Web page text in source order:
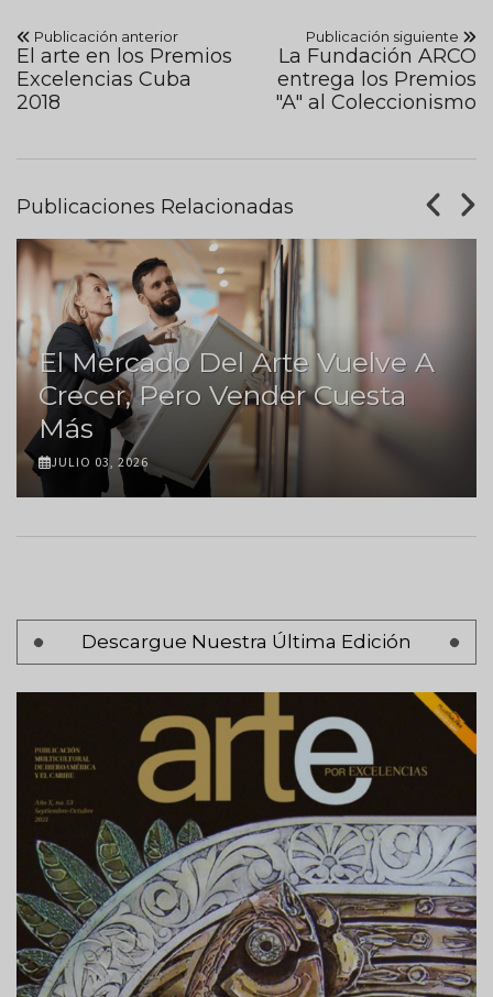
Publicación anterior
El arte en los Premios
Excelencias Cuba
2018
Publicación siguiente
La Fundación ARCO
entrega los Premios
"A" al Coleccionismo
Publicaciones Relacionadas
El Mercado Del Arte Vuelve A
Crecer, Pero Vender Cuesta
Más
JULIO 03, 2026
Descargue Nuestra Última Edición
Paginación
página
Siguiente >